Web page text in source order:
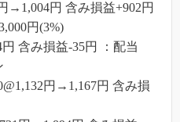
→1,004円 含み損益+902円
円(3%)
含み損益-35円 ：配当
円→1,167円 含み損